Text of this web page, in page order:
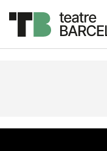
Descripción